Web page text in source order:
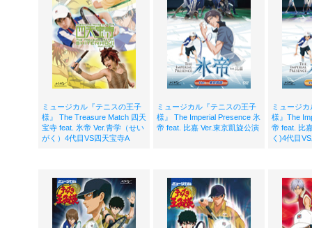
ミュージカル『テニスの王子
様』 The Treasure Match 四天
宝寺 feat. 氷帝 Ver.青学（せい
がく）4代目VS四天宝寺A
ミュージカル『テニスの王子
様』 The Imperial Presence 氷
帝 feat. 比嘉 Ver.東京凱旋公演
ミュージ
様』The
帝 feat. 比
く)4代目